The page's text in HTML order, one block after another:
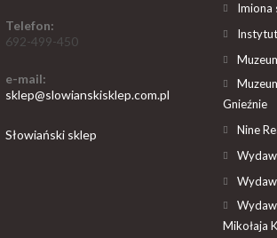
Telefon:
692-499-450
e-mail:
sklep@slowianskisklep.com.pl
Słowiański sklep
Imiona
Gnieźnie
Nine
Mikołaja